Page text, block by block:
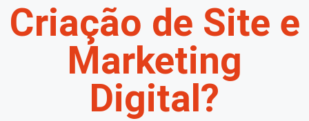
Criação de Site e
Marketing
Digital?